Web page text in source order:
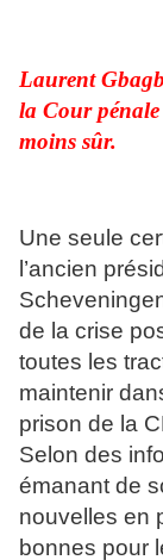
Laurent
la Cour
moins sûr.
Une seule
l’ancien
de la crise
toutes les
maintenir
prison de la
Selon des
émanant de
nouvelles en
bonnes pour